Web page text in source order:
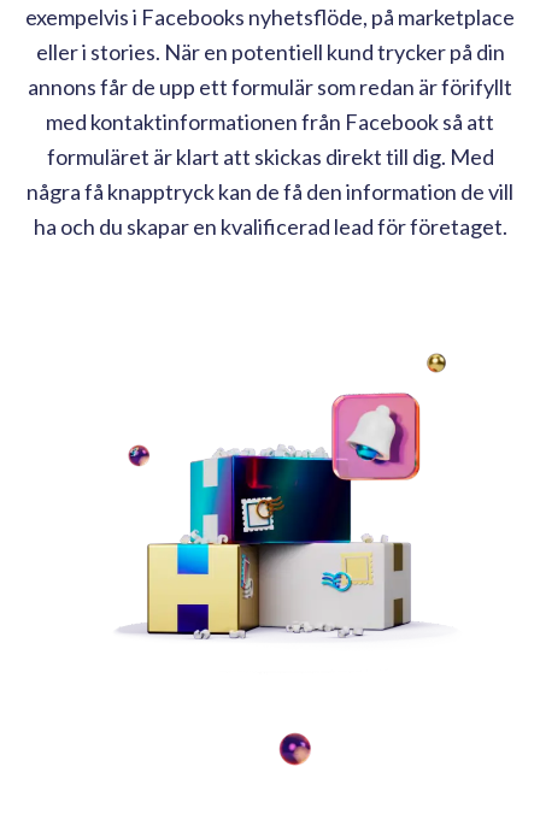
exempelvis i Facebooks nyhetsflöde, på marketplace
eller i stories. När en potentiell kund trycker på din
annons får de upp ett formulär som redan är förifyllt
med kontaktinformationen från Facebook så att
formuläret är klart att skickas direkt till dig. Med
några få knapptryck kan de få den information de vill
ha och du skapar en kvalificerad lead för företaget.